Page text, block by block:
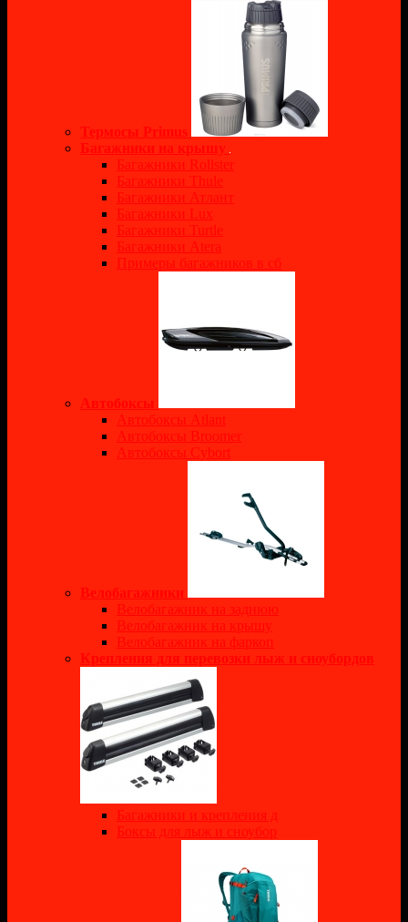
Термосы Primus
Багажники на крышу
Багажники Rollster
Багажники Thule
Багажники Атлант
Багажники Lux
Багажники Turtle
Багажники Atera
Примеры багажников в сб
Автобоксы
Автобоксы Atlant
Автобоксы Broomer
Автобоксы Cybort
Велобагажники
Велобагажник на заднюю
Велобагажник на крышу
Велобагажник на фаркоп
Крепления для перевозки лыж и сноубордов
Багажники и крепления д
Боксы для лыж и сноубор